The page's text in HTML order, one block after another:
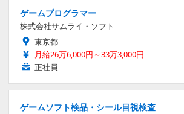
ゲームプログラマー
株式会社サムライ・ソフト
東京都
月給26万6,000円～33万3,000円
正社員
ゲームソフト検品・シール目視検査